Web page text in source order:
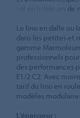
de
Le lino en dalle ou
dans les petites et
gamme
professionnels
des performances
E1/2 C2. Avec
tarif du lino en
modèles
L’épaisseur :